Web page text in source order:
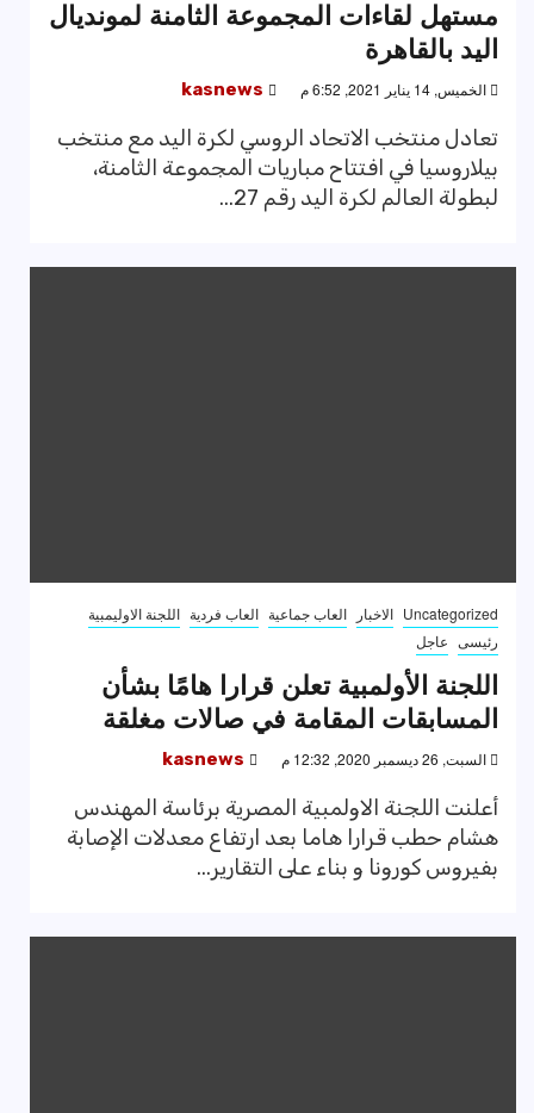
مستهل لقاءات المجموعة الثامنة لمونديال
اليد بالقاهرة
الخميس, 14 يناير 2021, 6:52 م kasnews
تعادل منتخب الاتحاد الروسي لكرة اليد مع منتخب
بيلاروسيا في افتتاح مباريات المجموعة الثامنة،
لبطولة العالم لكرة اليد رقم 27...
Uncategorized الاخبار العاب جماعية العاب فردية اللجنة الاوليمبية
رئيسى عاجل
اللجنة الأولمبية تعلن قرارا هامًا بشأن
المسابقات المقامة في صالات مغلقة
السبت, 26 ديسمبر 2020, 12:32 م kasnews
أعلنت اللجنة الاولمبية المصرية برئاسة المهندس
هشام حطب قرارا هاما بعد ارتفاع معدلات الإصابة
بفيروس كورونا و بناء على التقارير...